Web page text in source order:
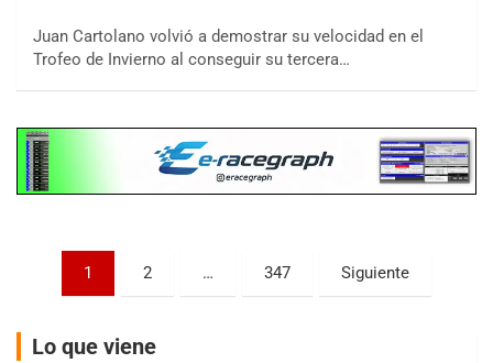
Juan Cartolano volvió a demostrar su velocidad en el
Trofeo de Invierno al conseguir su tercera…
Paginación
entradas
1 2 … 347 Siguiente
Lo que viene
IAME SERIES ARGENTINA 6
Ramiro Tot (Asfalto)
Ciudad de Trenque Lauquen (Asfalto)
Trenque Lauquen (Buenos Aires)
ENTRERRIANO - F6 (POSTERGADA)
VICTORIENSE - F7